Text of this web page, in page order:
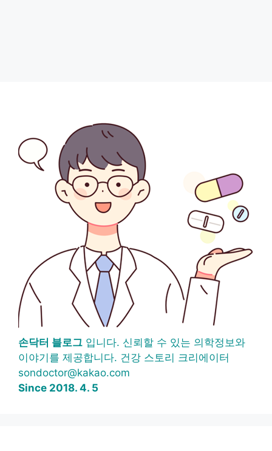
손닥터 블로그 입니다. 신뢰할 수 있는 의학정보와
이야기를 제공합니다. 건강 스토리 크리에이터
sondoctor@kakao.com
Since 2018. 4. 5